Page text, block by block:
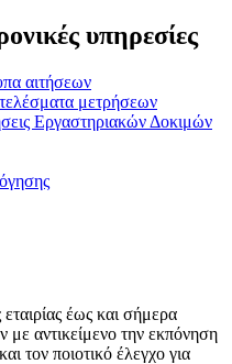
υπηρεσίες
αιτήσεων
μετρήσεων
Εργαστηριακών Δοκιμών
έως και σήμερα
με αντικείμενο την εκπόνηση
τον ποιοτικό έλεγχο για